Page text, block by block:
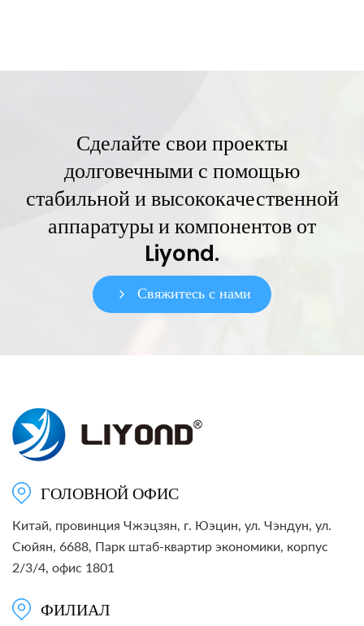
Сделайте свои проекты
долговечными с помощью
стабильной и высококачественной
аппаратуры и компонентов от
Liyond.
Свяжитесь с нами
ГОЛОВНОЙ ОФИС
Китай, провинция Чжэцзян, г. Юэцин, ул. Чэндун, ул.
Сюйян, 6688, Парк штаб-квартир экономики, корпус
2/3/4, офис 1801
ФИЛИАЛ